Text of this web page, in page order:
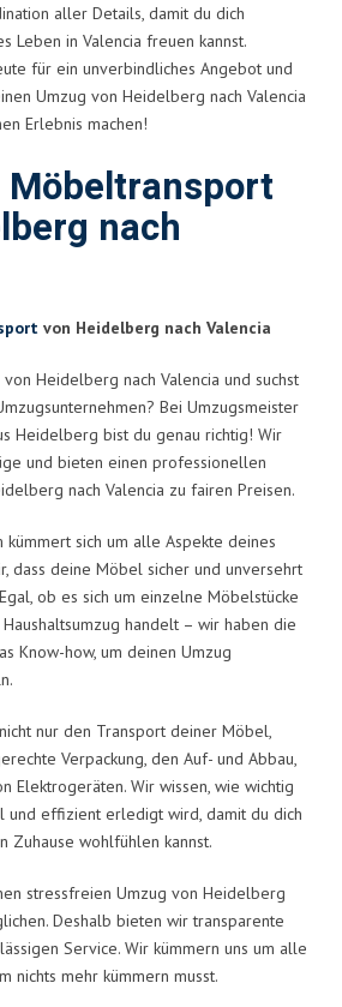
aller Details, damit du dich
Leben in Valencia freuen kannst.
für ein unverbindliches Angebot und
Umzug von Heidelberg nach Valencia
Erlebnis machen!
nach
von Heidelberg nach Valencia
Heidelberg nach Valencia und suchst
Bei Umzugsmeister
Heidelberg bist du genau richtig! Wir
und bieten einen professionellen
nach Valencia zu fairen Preisen.
kümmert sich um alle Aspekte deines
dass deine Möbel sicher und unversehrt
ob es sich um einzelne Möbelstücke
handelt – wir haben die
Know-how, um deinen Umzug
nur den Transport deiner Möbel,
Verpackung, den Auf- und Abbau,
Elektrogeräten. Wir wissen, wie wichtig
und effizient erledigt wird, damit du dich
Zuhause wohlfühlen kannst.
stressfreien Umzug von Heidelberg
Deshalb bieten wir transparente
Service. Wir kümmern uns um alle
nichts mehr kümmern musst.